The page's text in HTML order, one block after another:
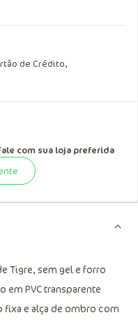
de Crédito,
com sua loja preferida
Tigre, sem gel e forro
PVC transparente
fixa e alça de ombro com